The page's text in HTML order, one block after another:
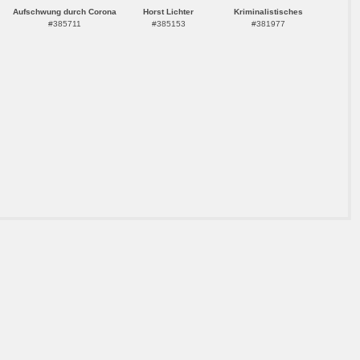
Aufschwung durch Corona
#385711
Horst Lichter
#385153
Kriminalistisches
#381977